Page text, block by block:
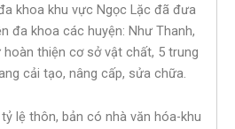
khoa khu vực Ngọc Lặc đã đưa
đa khoa các huyện: Như Thanh,
thiện cơ sở vật chất, 5 trung
cải tạo, nâng cấp, sửa chữa.
lệ thôn, bản có nhà văn hóa-khu